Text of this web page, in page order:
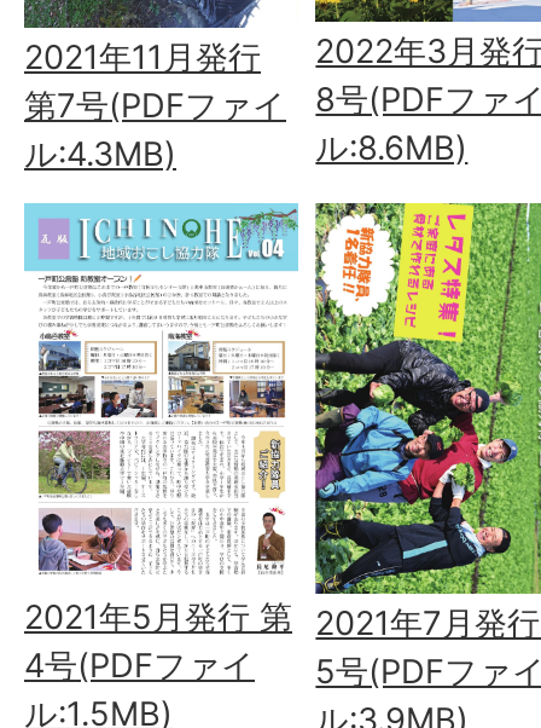
2021年11月発行
第7号(PDFファイ
ル:4.3MB)
2022年3月発
8号(PDFファ
ル:8.6MB)
2021年5月発行 第
4号(PDFファイ
ル:1.5MB)
2021年7月発
5号(PDFファ